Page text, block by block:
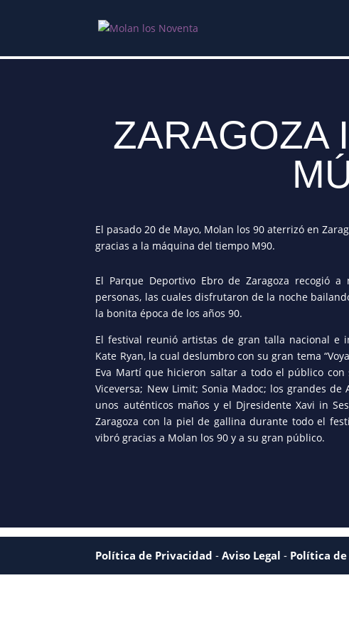
Zaragoza inundada por
ZARAGOZA
El pasado 20 de Mayo, Molan los 90 aterrizó en
gracias a la máquina del tiempo M90.
El Parque Deportivo Ebro de Zaragoza recogió
personas, las cuales disfrutaron de la noche
la bonita época de los años 90.
El festival reunió artistas de gran talla nacional e
Kate Ryan, la cual deslumbro con su gran tema
Eva Martí que hicieron saltar a todo el público con
Viceversa; New Limit; Sonia Madoc; los grandes
unos auténticos maños y el Djresidente Xavi in
Zaragoza con la piel de gallina durante todo el
vibró gracias a Molan los 90 y a su gran público.
Política de Privacidad-Aviso Legal- Política